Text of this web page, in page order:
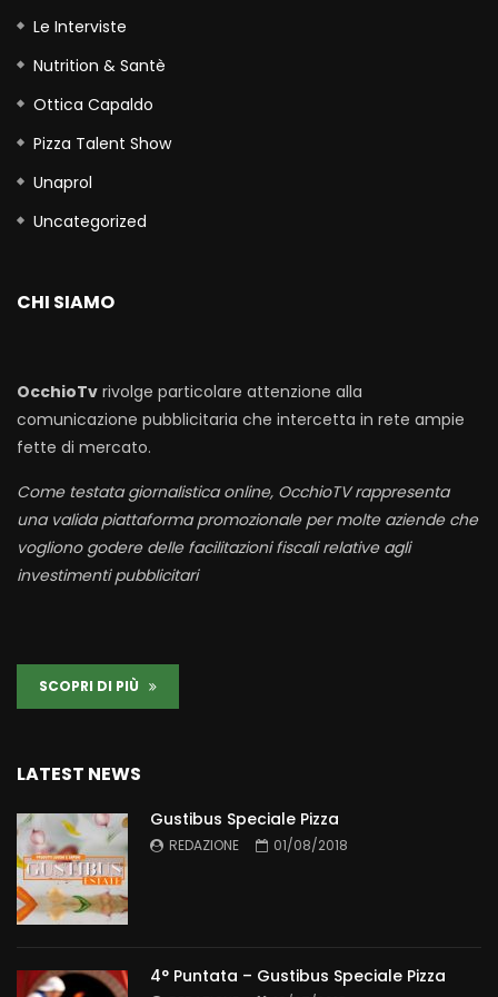
Le Interviste
Nutrition & Santè
Ottica Capaldo
Pizza Talent Show
Unaprol
Uncategorized
CHI SIAMO
OcchioTv rivolge particolare attenzione alla
comunicazione pubblicitaria che intercetta in rete ampie
fette di mercato.
Come testata giornalistica online, OcchioTV rappresenta
una valida piattaforma promozionale per molte aziende che
vogliono godere delle facilitazioni fiscali relative agli
investimenti pubblicitari
SCOPRI DI PIÙ
LATEST NEWS
Gustibus Speciale Pizza
REDAZIONE 01/08/2018
4° Puntata – Gustibus Speciale Pizza